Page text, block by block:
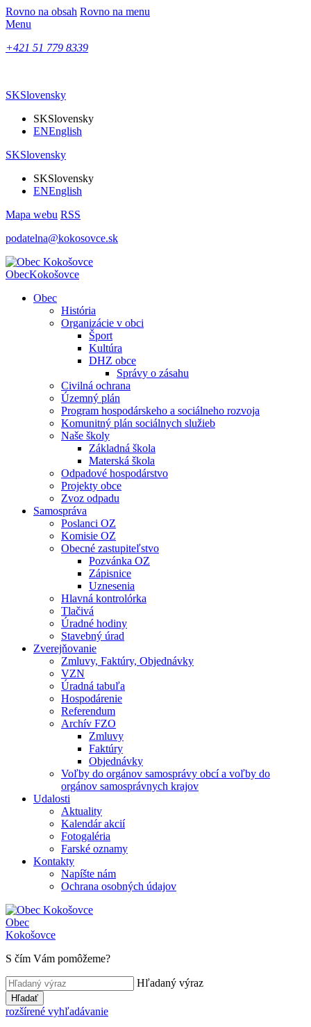
Rovno na obsah Rovno na menu
Menu
+421 51 779 8339
SKSlovensky
SKSlovensky
ENEnglish
SKSlovensky
SKSlovensky
ENEnglish
Mapa webu RSS
podatelna@kokosovce.sk
ObecKokošovce
Obec
História
Organizácie v obci
Šport
Kultúra
DHZ obce
Správy o zásahu
Civilná ochrana
Územný plán
Program hospodárskeho a sociálneho rozvoja
Komunitný plán sociálnych služieb
Naše školy
Základná škola
Materská škola
Odpadové hospodárstvo
Projekty obce
Zvoz odpadu
Samospráva
Poslanci OZ
Komisie OZ
Obecné zastupiteľstvo
Pozvánka OZ
Zápisnice
Uznesenia
Hlavná kontrolórka
Tlačivá
Úradné hodiny
Stavebný úrad
Zverejňovanie
Zmluvy, Faktúry, Objednávky
VZN
Úradná tabuľa
Hospodárenie
Referendum
Archív FZO
Zmluvy
Faktúry
Objednávky
Voľby do orgánov samosprávy obcí a voľby do
orgánov samosprávnych krajov
Udalosti
Aktuality
Kalendár akcií
Fotogaléria
Farské oznamy
Kontakty
Napíšte nám
Ochrana osobných údajov
Obec
Kokošovce
S čím Vám pomôžeme?
Hľadaný výraz
Hľadať
rozšírené vyhľadávanie